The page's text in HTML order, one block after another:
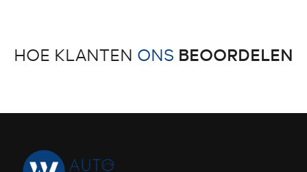
HOE KLANTEN ONS BEOORDELEN